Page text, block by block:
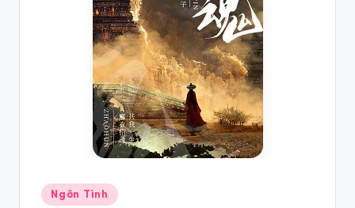
Posted
in
Ngôn Tình